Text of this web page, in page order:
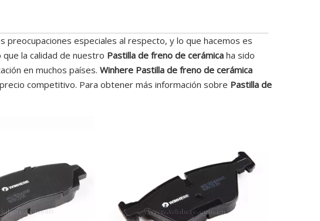
especiales al respecto, y lo que hacemos es
la calidad de nuestro Pastilla de freno de cerámica ha sido
en muchos países. Winhere Pastilla de freno de cerámica
competitivo. Para obtener más información sobre Pastilla de